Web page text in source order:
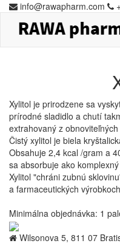
info@rawapharm.com
Xylitol je prirodzene sa
prírodné sladidlo a chutí
extrahovaný z
Čistý xylitol je biela
Obsahuje 2,4 kcal /gram a
sa absorbuje ako
Xylitol "chráni zubnú
a farmaceutických výrobkoch
Minimálna objednávka: 1
Wilsonova 5, 811 07